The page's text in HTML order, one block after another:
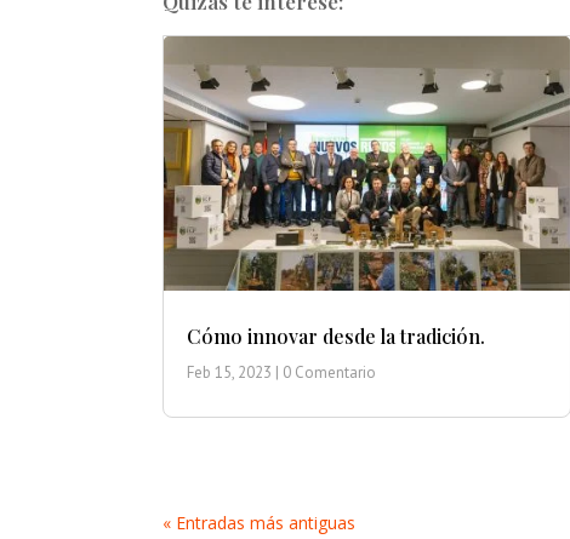
Cómo innovar desde la tradición.
Feb 15, 2023 | 0 Comentario
« Entradas más antiguas